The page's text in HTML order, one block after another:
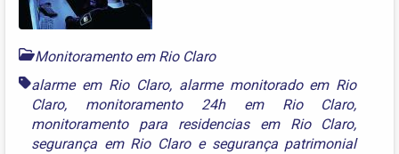
Monitoramento em Rio Claro
alarme em Rio Claro, alarme monitorado em Rio
Claro, monitoramento 24h em Rio Claro,
monitoramento para residencias em Rio Claro,
segurança em Rio Claroe segurança patrimonial